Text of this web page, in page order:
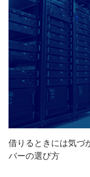
借りるときには気づ
バーの選び方